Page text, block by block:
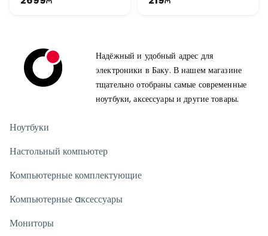
Это отличное решение для домашних и игровых компьютеров,
Надёжный и удобный адрес для
электроники в Баку. В нашем магазине
тщательно отобраны самые современные
ноутбуки, аксессуары и другие товары.
Ноутбуки
Настольный компьютер
Компьютерные комплектующие
Компьютерные aксессуары
Мониторы